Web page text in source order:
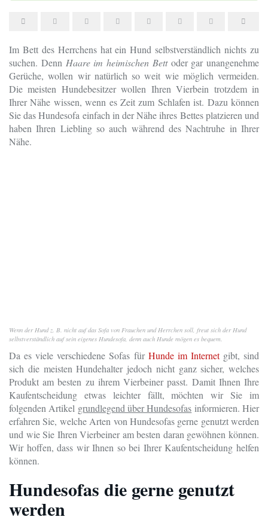
Im Bett des Herrchens hat ein Hund selbstverständlich nichts zu
suchen. Denn Haare im heimischen Bettoder gar unangenehme
Gerüche, wollen wir natürlich so weit wie möglich vermeiden.
Die meisten Hundebesitzer wollen Ihren Vierbein trotzdem in
Ihrer Nähe wissen, wenn es Zeit zum Schlafen ist. Dazu können
Sie das Hundesofa einfach in der Nähe ihres Bettes platzieren und
haben Ihren Liebling so auch während des Nachtruhe in Ihrer
Nähe.
Wenn der Hund z. B. nicht auf das Sofa von Frauchen und Herrchen soll, freut sich der Hund
selbstverständlich auf sein eigenes Hundesofa, denn auch Hunde mögen es bequem.
Da es viele verschiedene Sofas für Hunde im Internetgibt, sind
sich die meisten Hundehalter jedoch nicht ganz sicher, welches
Produkt am besten zu ihrem Vierbeiner passt. Damit Ihnen Ihre
Kaufentscheidung etwas leichter fällt, möchten wir Sie im
folgenden Artikel grundlegend über Hundesofas informieren. Hier
erfahren Sie, welche Arten von Hundesofas gerne genutzt werden
und wie Sie Ihren Vierbeiner am besten daran gewöhnen können.
Wir hoffen, dass wir Ihnen so bei Ihrer Kaufentscheidung helfen
können.
Hundesofas die gerne genutzt
werden